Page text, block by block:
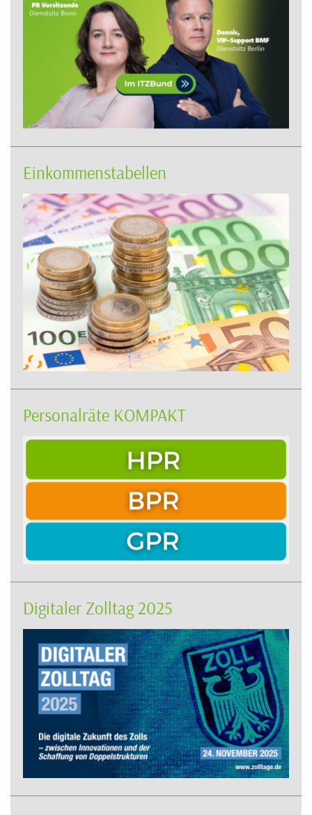
Einkommenstabellen
Personalräte KOMPAKT
Digitaler Zolltag 2025